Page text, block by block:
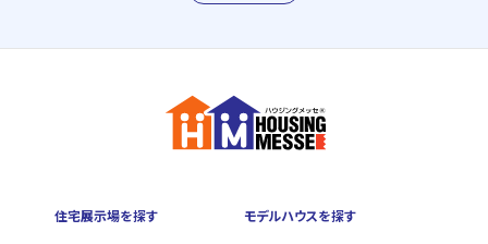
住宅展示場を探す モデルハウスを探す